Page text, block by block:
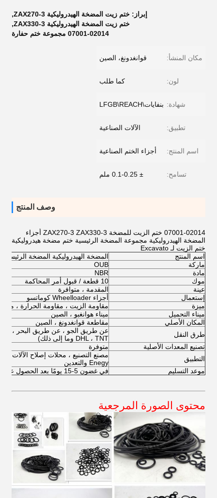
إبراز: ختم زيت المضخة الهيدروليكية ZAX270-3
,
ختم زيت المضخة الهيدروليكية ZAX330-3
,
07001-02014 مجموعة ختم حفارة
مكان المنشأ: قوانغدونغ، الصين
لون: كما طلب
شهادة: بنفايات\LFGB\REACH
تطبيق: الآلات الصناعية
اسم المنتج: أجزاء الختم الصناعية
تسامح: ± 0.1-0.25 ملم
وصف المنتج
07001-02014 ختم الزيت للمضخة ZAX270-3 ZAX330-3 أجزاء
المضخة الهيدروليكية مجموعة المضخة الرئيسية ختم مضخة هيدروليكية
ختم الزيت لـ Excavato
اسم المنتج
المضخة الهيدروليكية المضخة الرئيسية AX270-3 ZAX330-3 TCN SEAL KIT
ماركة
OUB
مادة
NBR
موك
10 قطعة / قبول أمر المحاكمة
عينة
المقدمة ، متوافرة
إستعمال
أجزاء Wheelloader كوماتسو
ميزة
مقاومة الزيت ، مقاومة الحرارة ، متينة
ميناء التحميل
ميناء هوانغبو ، الصين
المكان الأصلي
مقاطعة قوانغدونغ ، الصين
طرق النقل
DHL ، TNT وما إلى ذلك)
تصنيع المعدات الأصلية
متوفرة
التطبيق
مصنع التصنيع ، محلات إصلاح الآلات ،
Enegy والتعدين
موعد التسليم
في غضون 5-15 يومًا بعد الحصول على فضلاتك
محتوى الصورة المرجعية